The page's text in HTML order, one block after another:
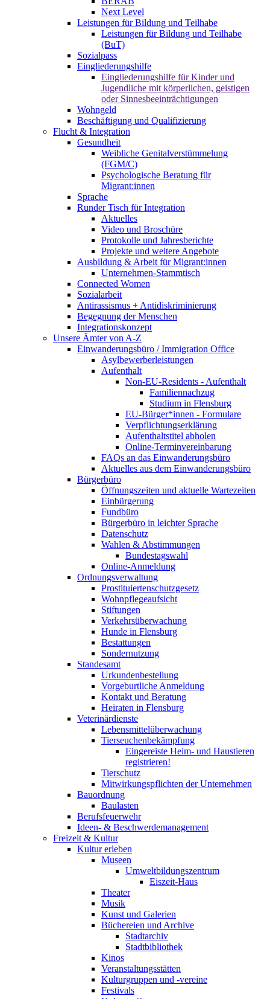
Next Level
Leistungen für Bildung und Teilhabe
Leistungen für Bildung und Teilhabe
(BuT)
Sozialpass
Eingliederungshilfe
Eingliederungshilfe für Kinder und
Jugendliche mit körperlichen, geistigen
oder Sinnesbeeinträchtigungen
Wohngeld
Beschäftigung und Qualifizierung
Flucht & Integration
Gesundheit
Weibliche Genitalverstümmelung
(FGM/C)
Psychologische Beratung für
Migrant:innen
Sprache
Runder Tisch für Integration
Aktuelles
Video und Broschüre
Protokolle und Jahresberichte
Projekte und weitere Angebote
Ausbildung & Arbeit für Migrant:innen
Unternehmen-Stammtisch
Connected Women
Sozialarbeit
Antirassismus + Antidiskriminierung
Begegnung der Menschen
Integrationskonzept
Unsere Ämter von A-Z
Einwanderungsbüro / Immigration Office
Asylbewerberleistungen
Aufenthalt
Non-EU-Residents - Aufenthalt
Familiennachzug
Studium in Flensburg
EU-Bürger*innen - Formulare
Verpflichtungserklärung
Aufenthaltstitel abholen
Online-Terminvereinbarung
FAQs an das Einwanderungsbüro
Aktuelles aus dem Einwanderungsbüro
Bürgerbüro
Öffnungszeiten und aktuelle Wartezeiten
Einbürgerung
Fundbüro
Bürgerbüro in leichter Sprache
Datenschutz
Wahlen & Abstimmungen
Bundestagswahl
Online-Anmeldung
Ordnungsverwaltung
Prostituiertenschutzgesetz
Wohnpflegeaufsicht
Stiftungen
Verkehrsüberwachung
Hunde in Flensburg
Bestattungen
Sondernutzung
Standesamt
Urkundenbestellung
Vorgeburtliche Anmeldung
Kontakt und Beratung
Heiraten in Flensburg
Veterinärdienste
Lebensmittelüberwachung
Tierseuchenbekämpfung
Eingereiste Heim- und Haustieren
registrieren!
Tierschutz
Mitwirkungspflichten der Unternehmen
Bauordnung
Baulasten
Berufsfeuerwehr
Ideen- & Beschwerdemanagement
Freizeit & Kultur
Kultur erleben
Museen
Umweltbildungszentrum
Eiszeit-Haus
Theater
Musik
Kunst und Galerien
Büchereien und Archive
Stadtarchiv
Stadtbibliothek
Kinos
Veranstaltungsstätten
Kulturgruppen und -vereine
Festivals